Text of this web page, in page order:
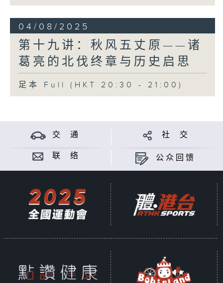
04/08/2025
第十九讲：秋风五丈原——诸
葛亮的北伐终章与历史启思
足本 Full (HKT 20:30 - 21:00)
交 通 社 交
联 络 公众回馈